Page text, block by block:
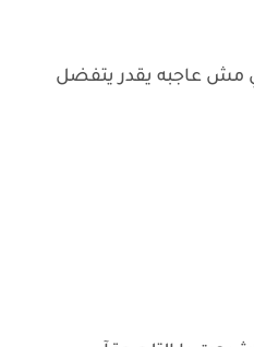
عاجبه يقدر يتفضل